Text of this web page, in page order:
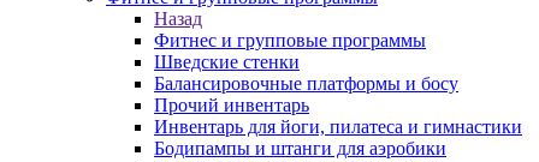
Назад
Фитнес и групповые программы
Шведские стенки
Балансировочные платформы и босу
Прочий инвентарь
Инвентарь для йоги, пилатеса и гимнастики
Бодипампы и штанги для аэробики